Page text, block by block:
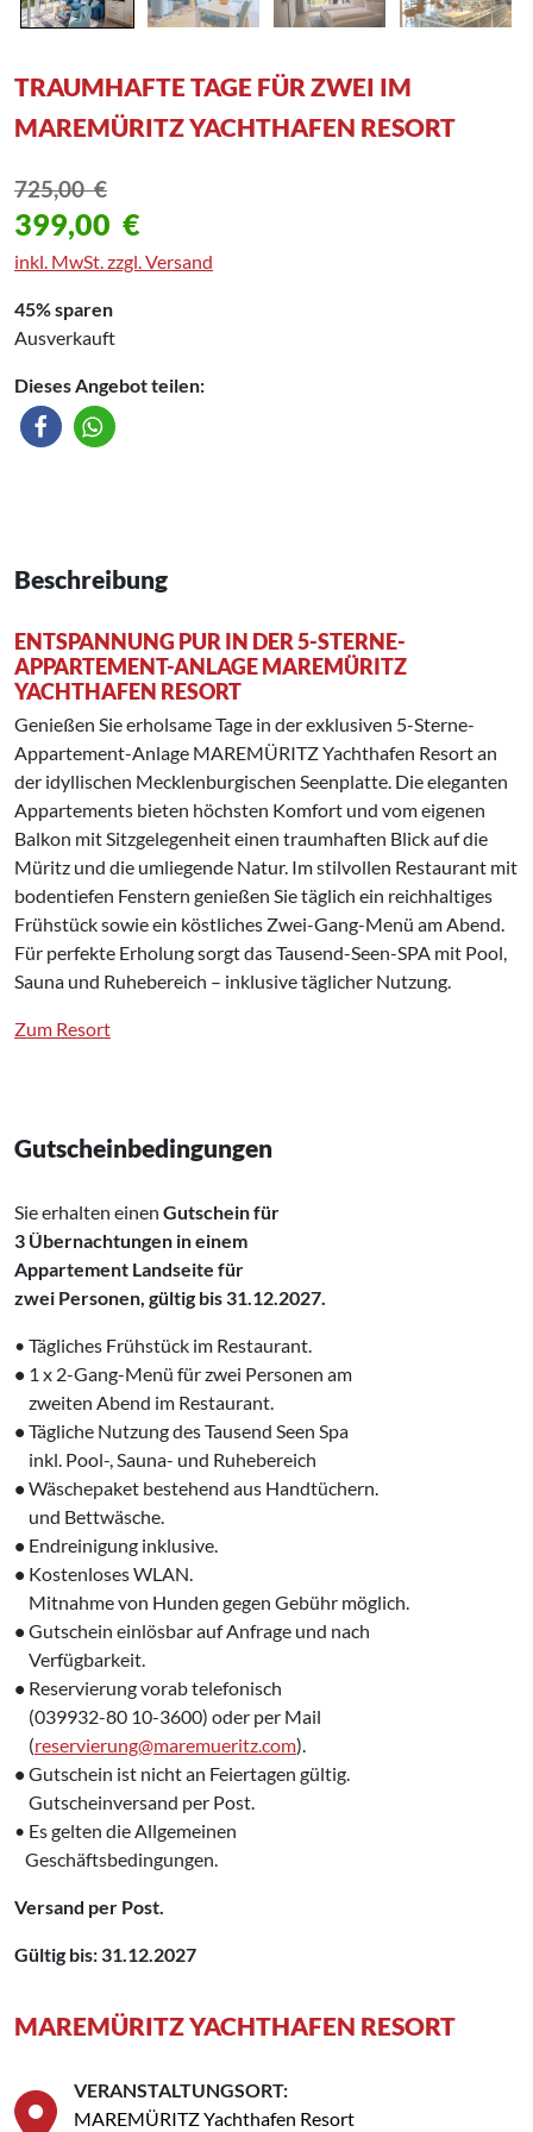
TRAUMHAFTE TAGE FÜR ZWEI IM
MAREMÜRITZ YACHTHAFEN RESORT
725,00€
399,00 €
inkl. MwSt. zzgl. Versand
45% sparen
Ausverkauft
Dieses Angebot teilen:
Beschreibung
ENTSPANNUNG PUR IN DER 5-STERNE-
APPARTEMENT-ANLAGE MAREMÜRITZ
YACHTHAFEN RESORT
Genießen Sie erholsame Tage in der exklusiven 5-Sterne-
Appartement-Anlage MAREMÜRITZ Yachthafen Resort an
der idyllischen Mecklenburgischen Seenplatte. Die eleganten
Appartements bieten höchsten Komfort und vom eigenen
Balkon mit Sitzgelegenheit einen traumhaften Blick auf die
Müritz und die umliegende Natur. Im stilvollen Restaurant mit
bodentiefen Fenstern genießen Sie täglich ein reichhaltiges
Frühstück sowie ein köstliches Zwei-Gang-Menü am Abend.
Für perfekte Erholung sorgt das Tausend-Seen-SPA mit Pool,
Sauna und Ruhebereich – inklusive täglicher Nutzung.
Zum Resort
Gutscheinbedingungen
Sie erhalten einen Gutschein für
3 Übernachtungen in ‍einem
Appartement Landseite für
zwei Personen, ‌gültig bis 31.12.2027.
• Tägliches Frühstück im Restaurant.
• 1 x 2-Gang-Menü für zwei Personen am
zweiten Abend im Restaurant.
• Tägliche Nutzung des Tausend Seen Spa
inkl. Pool-, Sauna- und Ruhebereich
• Wäschepaket bestehend aus Handtüchern.
und Bettwäsche.
• Endreinigung inklusive.
• Kostenloses WLAN.
Mitnahme von Hunden gegen Gebühr möglich.
• Gutschein einlösbar auf Anfrage und nach
Verfügbarkeit.
• Reservierung vorab telefonisch
(039932-80 10-3600) oder per Mail
(reservierung@maremueritz.com).
• Gutschein ist nicht an Feiertagen gültig.
Gutscheinversand per Post.
• Es gelten die Allgemeinen
‍ Geschäftsbedingungen.
Versand per Post.
Gültig bis: 31.12.2027
MAREMÜRITZ YACHTHAFEN RESORT
VERANSTALTUNGSORT:
MAREMÜRITZ Yachthafen Resort